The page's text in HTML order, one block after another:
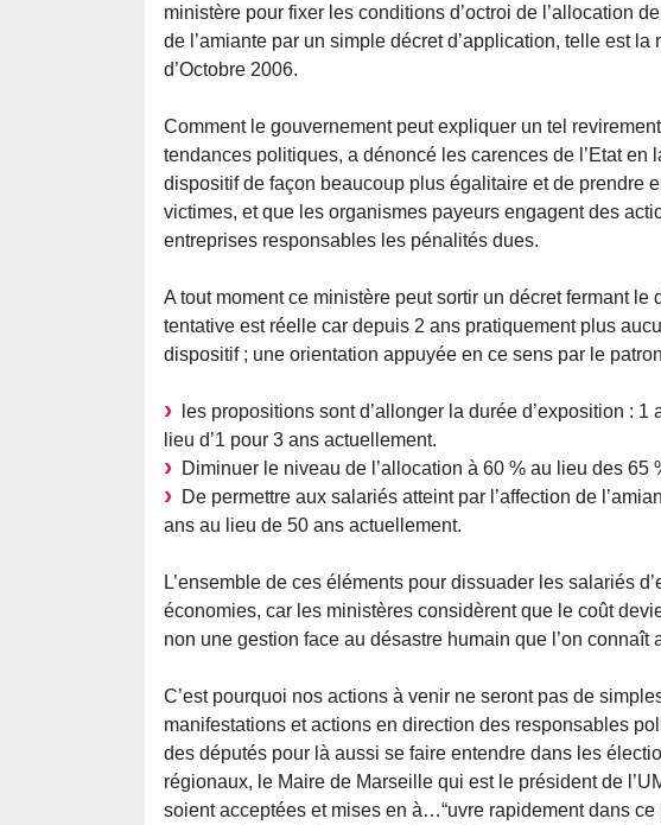
ministère pour fixer les conditions d’octroi de l’allocation
de l’amiante par un simple décret d’application, telle est
d’Octobre 2006.
Comment le gouvernement peut expliquer un tel
tendances politiques, a dénoncé les carences de l’Etat
dispositif de façon beaucoup plus égalitaire et de prendre
victimes, et que les organismes payeurs engagent des
entreprises responsables les pénalités dues.
A tout moment ce ministère peut sortir un décret fermant
tentative est réelle car depuis 2 ans pratiquement plus
dispositif ; une orientation appuyée en ce sens par le
les propositions sont d’allonger la durée d’exposition :
lieu d’1 pour 3 ans actuellement.
Diminuer le niveau de l’allocation à 60 % au lieu des 65
De permettre aux salariés atteint par l’affection de
ans au lieu de 50 ans actuellement.
L’ensemble de ces éléments pour dissuader les salariés
économies, car les ministères considèrent que le coût
non une gestion face au désastre humain que l’on connaît
C’est pourquoi nos actions à venir ne seront pas de
manifestations et actions en direction des responsables
des députés pour là aussi se faire entendre dans les
régionaux, le Maire de Marseille qui est le président de
soient acceptées et mises en à…“uvre rapidement dans ce